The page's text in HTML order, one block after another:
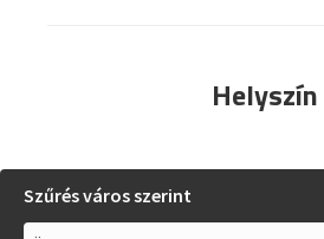
Helyszín
Szűrés város szerint